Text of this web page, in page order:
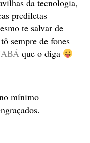
da tecnologia,
prediletas
te salvar de
sempre de fones
que o diga
mínimo